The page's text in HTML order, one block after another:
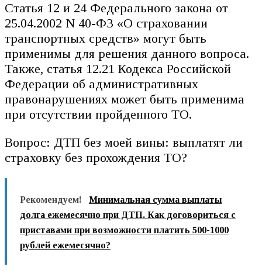
Статья 12 и 24 Федерального закона от
25.04.2002 N 40-ФЗ «О страховании
транспортных средств» могут быть
применимы для решения данного вопроса.
Также, статья 12.21 Кодекса Российской
Федерации об административных
правонарушениях может быть применима
при отсутствии пройденного ТО.
Вопрос: ДТП без моей вины: выплатят ли
страховку без прохождения ТО?
Рекомендуем!
Минимальная сумма выплаты
долга ежемесячно при ДТП. Как договориться с
приставами при возможности платить 500-1000
рублей ежемесячно?